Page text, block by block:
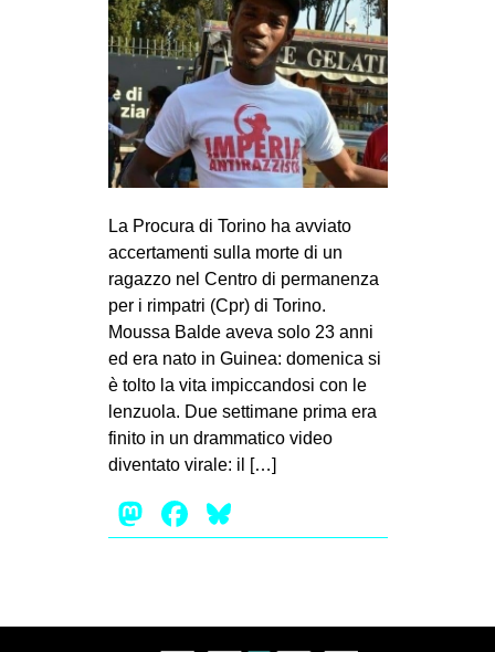
CSOA LAMBRETTA
MSM
STUDENTI TSUNAMI
ZAM
MILANO
SPAZI
SPORT POPOLARE
MOVIMENTI
AMBIENTE
ANTIFASCISMO
DIRITTO ALL’ABITARE
GENERI
MIGRAZIONI
STUDENTI
La Procura di Torino ha avviato
accertamenti sulla morte di un
ragazzo nel Centro di permanenza
per i rimpatri (Cpr) di Torino.
Moussa Balde aveva solo 23 anni
ed era nato in Guinea: domenica si
è tolto la vita impiccandosi con le
lenzuola. Due settimane prima era
finito in un drammatico video
diventato virale: il […]
Mastodon
Facebook